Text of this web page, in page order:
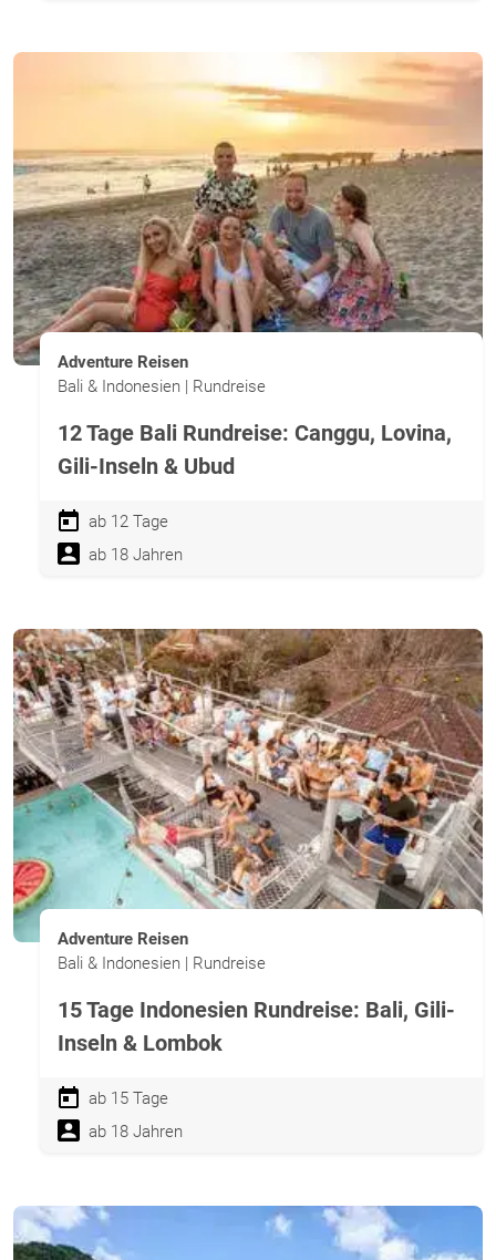
Adventure Reisen
Bali & Indonesien | Rundreise
12 Tage Bali Rundreise: Canggu, Lovina,
Gili-Inseln & Ubud
ab 12 Tage
ab 18 Jahren
Adventure Reisen
Bali & Indonesien | Rundreise
15 Tage Indonesien Rundreise: Bali, Gili-
Inseln & Lombok
ab 15 Tage
ab 18 Jahren